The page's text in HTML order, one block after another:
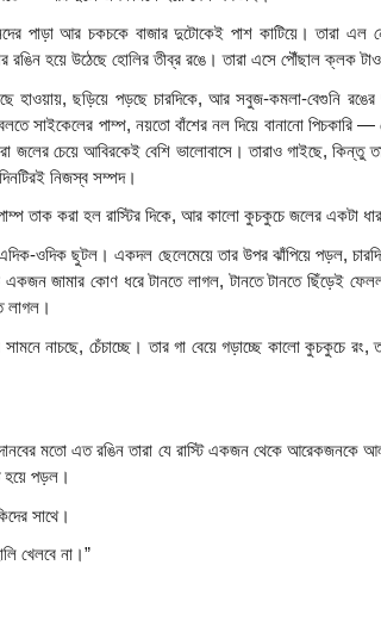
পাড়া আর চকচকে বাজার দুটোকেই পাশ কাটিয়ে। তারা
হয়ে উঠেছে হোলির তীব্র রঙে। তারা এসে পৌঁছাল ক্লক
হাওয়ায়, ছড়িয়ে পড়ছে চারদিকে, আর সবুজ-কমলা-বেগুনি
সাইকেলের পাম্প, নয়তো বাঁশের নল দিয়ে বানানো পিচকারি
জলের চেয়ে আবিরকেই বেশি ভালোবাসে। তারাও গাইছে, কিন্তু
নিজস্ব সম্পদ।
তাক করা হল রাস্টির দিকে, আর কালো কুচকুচে জলের একটা
ওদিক ছুটল। একদল ছেলেমেয়ে তার উপর ঝাঁপিয়ে পড়ল,
জামার কোণ ধরে টানতে লাগল, টানতে টানতে ছিঁড়েই
লাগল।
নাচছে, চেঁচাচ্ছে। তার গা বেয়ে গড়াচ্ছে কালো কুচকুচে রং,
মতো এত রঙিন তারা যে রাস্টি একজন থেকে আরেকজনকে
হয়ে পড়ল।
সাথে।
খেলবে না।”